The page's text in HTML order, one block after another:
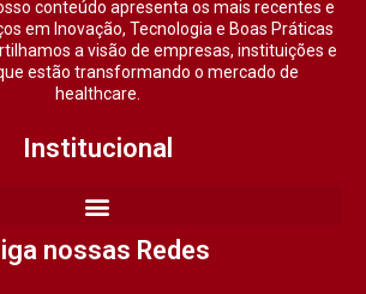
conteúdo apresenta os mais recentes e
em Inovação, Tecnologia e Boas Práticas
a visão de empresas, instituições e
estão transformando o mercado de
healthcare.
Institucional
nossas Redes